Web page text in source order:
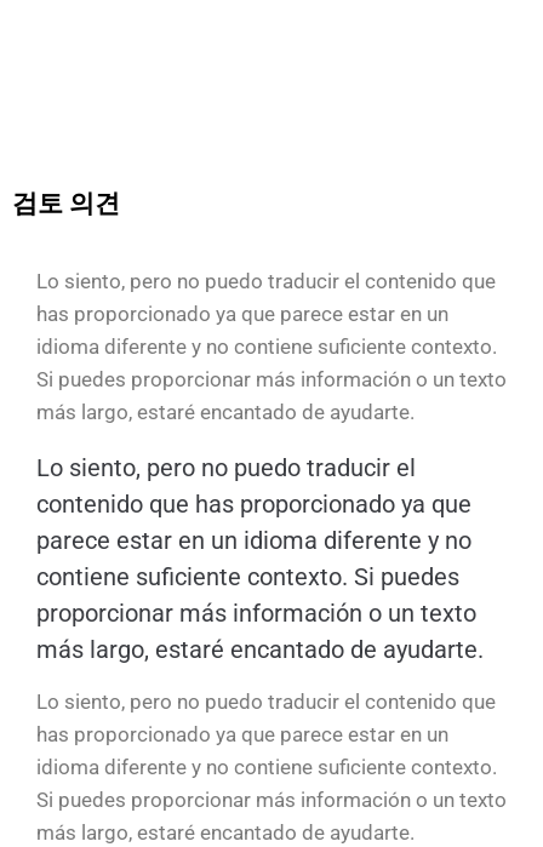
검토 의견
Lo siento, pero no puedo traducir el contenido que
has proporcionado ya que parece estar en un
idioma diferente y no contiene suficiente contexto.
Si puedes proporcionar más información o un texto
más largo, estaré encantado de ayudarte.
Lo siento, pero no puedo traducir el
contenido que has proporcionado ya que
parece estar en un idioma diferente y no
contiene suficiente contexto. Si puedes
proporcionar más información o un texto
más largo, estaré encantado de ayudarte.
Lo siento, pero no puedo traducir el contenido que
has proporcionado ya que parece estar en un
idioma diferente y no contiene suficiente contexto.
Si puedes proporcionar más información o un texto
más largo, estaré encantado de ayudarte.